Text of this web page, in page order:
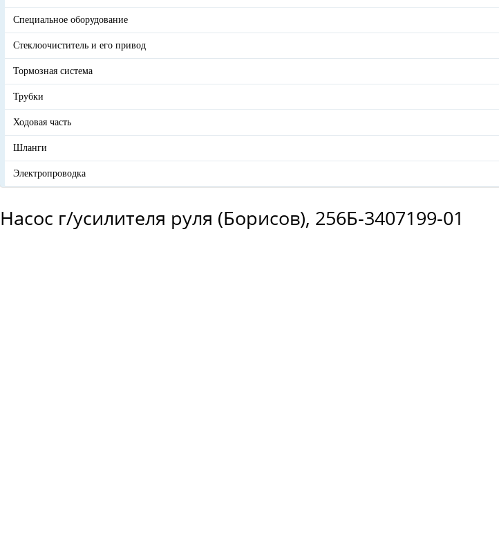
Специальное оборудование
Стеклоочиститель и его привод
Тормозная система
Трубки
Ходовая часть
Шланги
Электропроводка
Насос г/усилителя руля (Борисов), 256Б-3407199-01